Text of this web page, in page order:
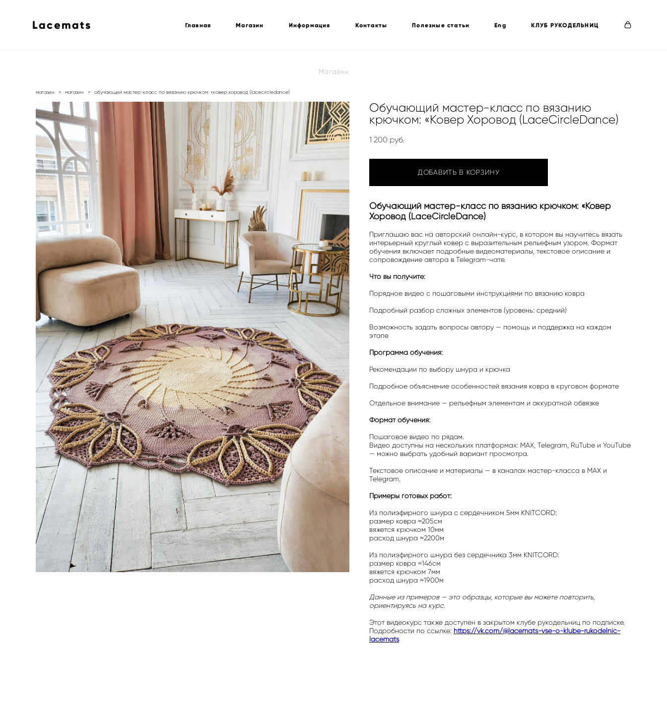
Lacemats Главная Магазин Информация Контакты Полезные статьи Eng КЛУБ РУКОДЕЛЬНИЦ
Магазин
магазин > магазин > обучающий мастер-класс по вязанию крючком: «ковер хоровод (lacecircledance)
Обучающий мастер-класс по вязанию
крючком: «Ковер Хоровод (LaceCircleDance)
1 200 pуб.
ДОБАВИТЬ В КОРЗИНУ
Обучающий мастер-класс по вязанию крючком: «Ковер
Хоровод (LaceCircleDance)
Приглашаю вас на авторский онлайн-курс, в котором вы научитесь вязать
интерьерный круглый ковер с выразительным рельефным узором. Формат
обучения включает подробные видеоматериалы, текстовое описание и
сопровождение автора в Telegram-чате.
Что вы получите:
Порядное видео с пошаговыми инструкциями по вязанию ковра
Подробный разбор сложных элементов (уровень: средний)
Возможность задать вопросы автору — помощь и поддержка на каждом
этапе
Программа обучения:
Рекомендации по выбору шнура и крючка
Подробное объяснение особенностей вязания ковра в круговом формате
Отдельное внимание — рельефным элементам и аккуратной обвязке
Формат обучения:
Пошаговое видео по рядам.
Видео доступны на нескольких платформах: MAX, Telegram, RuTube и YouTube
— можно выбрать удобный вариант просмотра.
Текстовое описание и материалы — в каналах мастер-класса в MAX и
Telegram.
Примеры готовых работ:
Из полиэфирного шнура с сердечником 5мм KNITCORD:
размер ковра ≈205см
вяжется крючком 10мм
расход шнура ≈2200м
Из полиэфирного шнура без сердечника 3мм KNITCORD:
размер ковра ≈146см
вяжется крючком 7мм
расход шнура ≈1900м
Данные из примеров — это образцы, которые вы можете повторить,
ориентируясь на курс.
Этот видеокурс также доступен в закрытом клубе рукодельниц по подписке.
Подробности по ссылке: https://vk.com/@lacemats-vse-o-klube-rukodelnic-
lacemats